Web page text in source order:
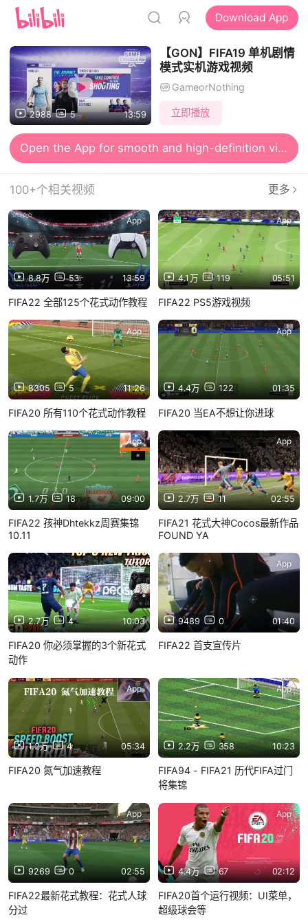
Download App
2988 5 13:59
【GON】FIFA19 单机剧情
模式实机游戏视频
GameorNothing
立即播放
Open the App for smooth and high-definition viewing
100+个相关视频 更多
8.8万 53 13:59
App
FIFA22 全部125个花式动作教程
4.1万 119 05:51
App
FIFA22 PS5游戏视频
8305 5 11:26
App
FIFA20 所有110个花式动作教程
4.4万 122 01:35
App
FIFA20 当EA不想让你进球
1.7万 18 09:00
App
FIFA22 孩神Dhtekkz周赛集锦
10.11
2.7万 11 02:55
App
FIFA21 花式大神Cocos最新作品
FOUND YA
2.7万 4 10:03
App
FIFA20 你必须掌握的3个新花式
动作
9489 0 01:40
App
FIFA22 首支宣传片
1.2万 4 05:34
App
FIFA20 氮气加速教程
2.2万 358 10:23
App
FIFA94 - FIFA21 历代FIFA过门
将集锦
9269 0 02:55
App
FIFA22最新花式教程：花式人球
分过
4.4万 67 02:12
App
FIFA20首个运行视频：UI菜单，
超级球会等